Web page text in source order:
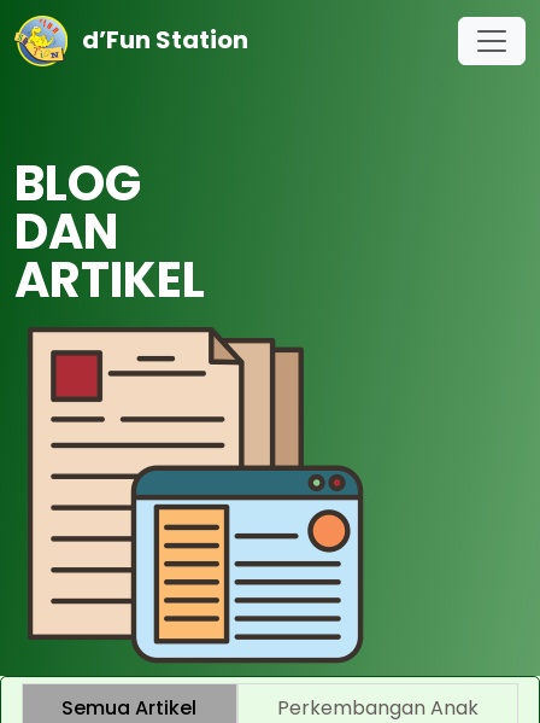
d’Fun Station
BLOG
DAN
ARTIKEL
Semua Artikel
Perkembangan Anak